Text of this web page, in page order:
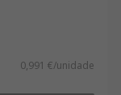
0,991 €/unidade